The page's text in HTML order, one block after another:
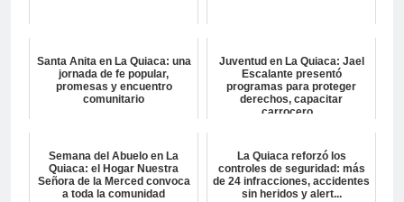
Santa Anita en La Quiaca: una
jornada de fe popular,
promesas y encuentro
comunitario
Juventud en La Quiaca: Jael
Escalante presentó
programas para proteger
derechos, capacitar
carrocero...
Semana del Abuelo en La
Quiaca: el Hogar Nuestra
Señora de la Merced convoca
a toda la comunidad
La Quiaca reforzó los
controles de seguridad: más
de 24 infracciones, accidentes
sin heridos y alert...